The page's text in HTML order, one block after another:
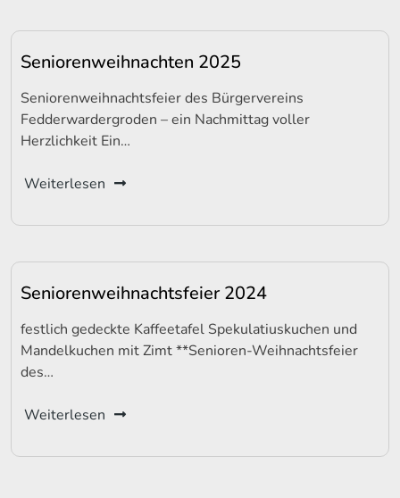
Seniorenweihnachten 2025
Seniorenweihnachtsfeier des Bürgervereins
Fedderwardergroden – ein Nachmittag voller
Herzlichkeit Ein…
Weiterlesen
Seniorenweihnachtsfeier 2024
festlich gedeckte Kaffeetafel Spekulatiuskuchen und
Mandelkuchen mit Zimt **Senioren-Weihnachtsfeier
des…
Weiterlesen